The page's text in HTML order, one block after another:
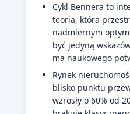
Cykl Bennera to
teoria, która
nadmiernym
być jedyną
ma naukowego
Rynek
blisko punktu
wzrosły o 60% od